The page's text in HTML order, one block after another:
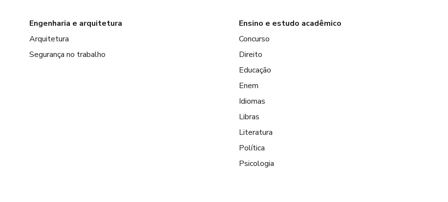
Engenharia e arquitetura
Arquitetura
Segurança no trabalho
Ensino e estudo acadêmico
Concurso
Direito
Educação
Enem
Idiomas
Libras
Literatura
Política
Psicologia